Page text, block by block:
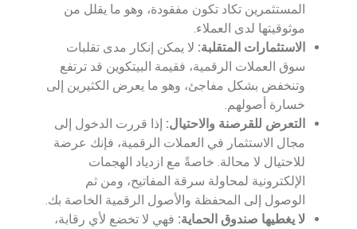
المستثمرين تكاد تكون مفقودة، وهو ما يقلل من
موثوقيتها لدى العملاء.
الاستثمارات المتقلبة: لا يمكن إنكار مدى تقلبات
سوق العملات الرقمية، فقيمة البيتكوين قد ترتفع
وتنخفض بشكل مفاجئ، وهو ما يعرض الكثيرين إلى
خسارة أصولهم.
التعرض للقرصنة والاحتيال: إذا قررت الدخول إلى
مجال الاستثمار في العملات الرقمية، فإنك عرضة
للاحتيال لا محالة. خاصةً مع ازدياد الهجمات
الإلكترونية لمحاولة سرقة المفاتيح، ومن ثم
الوصول إلى المحفظة والأصول الرقمية الخاصة بك.
لا يغطيها صندوق الحماية: فهي لا تخضع لأي رقابة،